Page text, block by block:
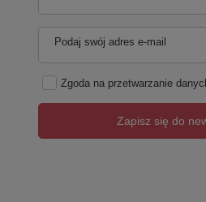
Podaj swój adres e-mail
Zgoda na przetwarzanie
Zapisz się do